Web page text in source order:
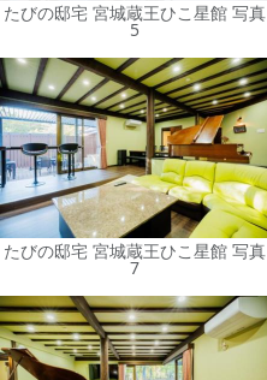
たびの邸宅 宮城蔵王ひこ星館 写真
5
たびの邸宅 宮城蔵王ひこ星館 写真
7